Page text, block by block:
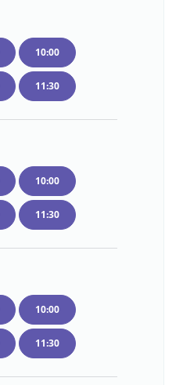
10:00
11:30
10:00
11:30
10:00
11:30